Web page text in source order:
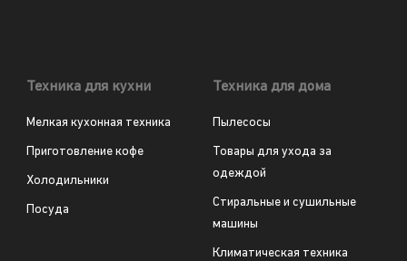
Техника для кухни
Мелкая кухонная техника
Приготовление кофе
Холодильники
Посуда
Техника для дома
Пылесосы
Товары для ухода за
одеждой
Стиральные и сушильные
машины
Климатическая техника